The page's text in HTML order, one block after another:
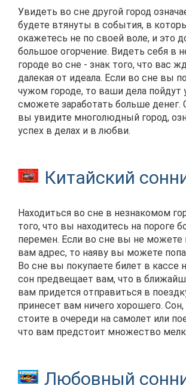
Увидеть во сне другой город
будете втянуты в события, в
окажетесь не по своей воле, и это
большое огорчение. Видеть себя в
городе во сне - знак того, что вас
далекая от идеала. Если во сне вы
чужом городе, то ваши дела
сможете заработать больше денег.
вы увидите многолюдный город,
успех в делах и в любви.
Китайский
Находиться во сне в незнакомом
того, что вы находитесь на пороге
перемен. Если во сне вы не
вам адрес, то наяву вы можете
Во сне вы покупаете билет в кассе
сон предвещает вам, что в
вам придется отправиться в
принесет вам ничего хорошего.
стоите в очереди на самолет или
что вам предстоит множество
Любовный